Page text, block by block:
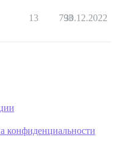
13 793
30.12.2022
конфиденциальности